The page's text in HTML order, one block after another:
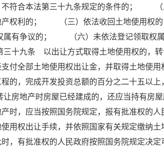
不符合本法第三十九条规定的条件的； （
产权利的； （三）依法收回土地使用权
有争议的； （六）未依法登记领取权
十九条 以出让方式取得土地使用权的，
支付全部土地使用权出让金，并取得土地
的，完成开发投资总额的百分之二十五以
房地产时房屋已经建成的，还应当持有
时，应当按照国务院规定，报有批准权的
使用权出让手续，并依照国家有关规定缴
，有批准权的人民政府按照国务院规定决